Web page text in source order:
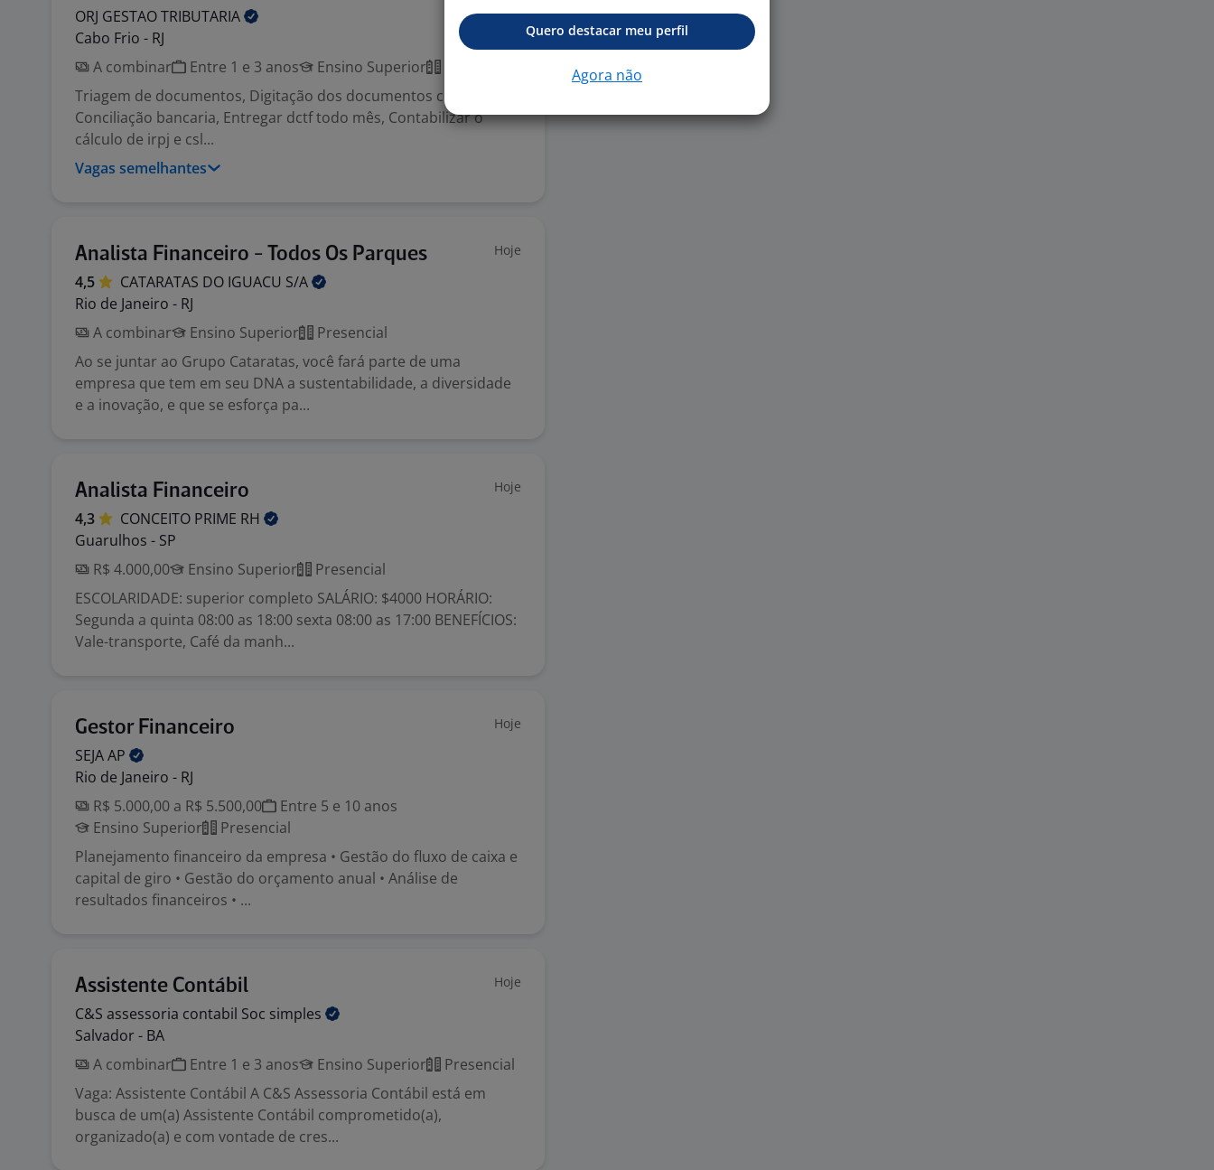
ORJ GESTAOTRIBUTARIA
Cabo Frio - RJ
A combinar
Entre 1 e 3 anos Ensino Superior
Triagem de documentos, Digitação dos documentos contábeis,
Conciliação bancaria, Entregar dctf todo mês, Contabilizar o
cálculo de irpj e csl...
Vagas semelhantes
Analista Financeiro - Todos Os Parques Hoje
4,5 CATARATAS DO IGUACU S/A
Rio de Janeiro - RJ
A combinar
Ensino Superior
Presencial
Ao se juntar ao Grupo Cataratas, você fará parte de uma
empresa que tem em seu DNA a sustentabilidade, a diversidade
e a inovação, e que se esforça pa...
Analista Financeiro Hoje
4,3 CONCEITO PRIME RH
Guarulhos - SP
R$ 4.000,00
Ensino Superior
Presencial
ESCOLARIDADE: superior completo SALÁRIO: $4000 HORÁRIO:
Segunda a quinta 08:00 as 18:00 sexta 08:00 as 17:00 BENEFÍCIOS:
Vale-transporte, Café da manh...
Gestor Financeiro Hoje
SEJAAP
Rio de Janeiro - RJ
R$ 5.000,00 a R$ 5.500,00
Entre 5 e 10 anos
Ensino Superior
Presencial
Planejamento financeiro da empresa • Gestão do fluxo de caixa e
capital de giro • Gestão do orçamento anual • Análise de
resultados financeiros • ...
Assistente Contábil Hoje
C&S assessoria contabil Soc simples
Salvador - BA
A combinar
Entre 1 e 3 anos Ensino Superior
Presencial
Vaga: Assistente Contábil A C&S Assessoria Contábil está em
busca de um(a) Assistente Contábil comprometido(a),
organizado(a) e com vontade de cres...
Quero destacar meu perfil
Agora não